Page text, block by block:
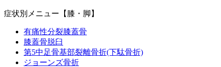
症状別メニュー【膝・脚】
有痛性分裂膝蓋骨
膝蓋骨脱臼
第5中足骨基部裂離骨折(下駄骨折)
ジョーンズ骨折